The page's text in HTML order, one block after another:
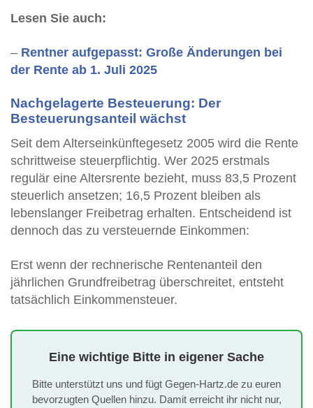
Lesen Sie auch:
– Rentner aufgepasst: Große Änderungen bei
der Rente ab 1. Juli 2025
Nachgelagerte Besteuerung: Der
Besteuerungsanteil wächst
Seit dem Alterseinkünftegesetz 2005 wird die Rente
schrittweise steuerpflichtig. Wer 2025 erstmals
regulär eine Altersrente bezieht, muss 83,5 Prozent
steuerlich ansetzen; 16,5 Prozent bleiben als
lebenslanger Freibetrag erhalten. Entscheidend ist
dennoch das zu versteuernde Einkommen:
Erst wenn der rechnerische Rentenanteil den
jährlichen Grundfreibetrag überschreitet, entsteht
tatsächlich Einkommensteuer.
Eine wichtige Bitte in eigener Sache
Bitte unterstützt uns und fügt Gegen-Hartz.de zu euren
bevorzugten Quellen hinzu. Damit erreicht ihr nicht nur,